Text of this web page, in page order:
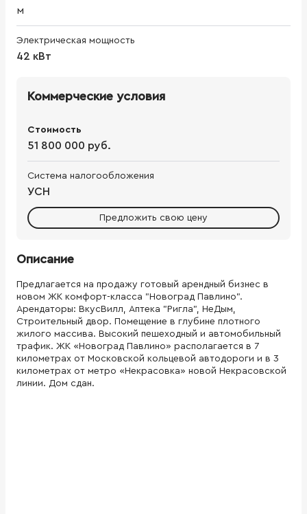
м
Электрическая мощность
42 кВт
Коммерческие условия
Стоимость
51 800 000 руб.
Система налогообложения
УСН
Предложить свою цену
Описание
Предлагается на продажу готовый арендный бизнес в
новом ЖК комфорт-класса "Новоград Павлино".
Арендаторы: ВкусВилл, Аптека "Ригла", НеДым,
Строительный двор. Помещение в глубине плотного
жилого массива. Высокий пешеходный и автомобильный
трафик. ЖК «Новоград Павлино» располагается в 7
километрах от Московской кольцевой автодороги и в 3
километрах от метро «Некрасовка» новой Некрасовской
линии. Дом сдан.